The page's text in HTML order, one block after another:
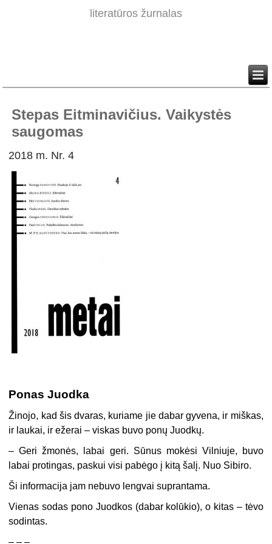
literatūros žurnalas
Stepas Eitminavičius. Vaikystės
saugomas
2018 m. Nr. 4
Ponas Juodka
Žinojo, kad šis dvaras, kuriame jie dabar gyvena, ir miškas,
ir laukai, ir ežerai – viskas buvo ponų Juodkų.
– Geri žmonės, labai geri. Sūnus mokėsi Vilniuje, buvo
labai protingas, paskui visi pabėgo į kitą šalį. Nuo Sibiro.
Ši informacija jam nebuvo lengvai suprantama.
Vienas sodas pono Juodkos (dabar kolūkio), o kitas – tėvo
sodintas.
– – –